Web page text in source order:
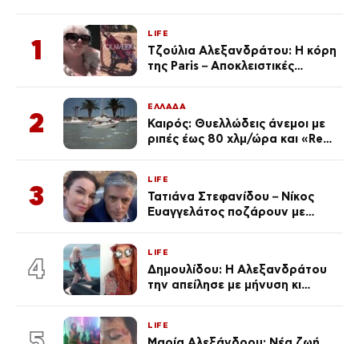
1
LIFE
Τζούλια Αλεξανδράτου: Η κόρη
της Paris – Αποκλειστικές
2
ΕΛΛΑΔΑ
Καιρός: Θυελλώδεις άνεμοι με
ριπές έως 80 χλμ/ώρα και «Red
3
LIFE
Τατιάνα Στεφανίδου – Νίκος
Ευαγγελάτος ποζάρουν με
4
LIFE
Δημουλίδου: Η Αλεξανδράτου
την απείλησε με μήνυση κι
ποια είσαι σοκαρίστικα»
LIFE